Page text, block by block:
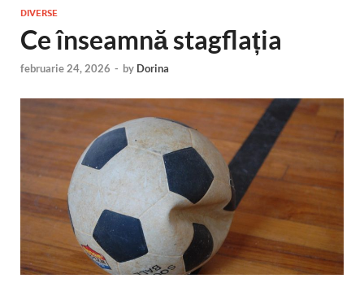
DIVERSE
Ce înseamnă stagflația
februarie 24, 2026 - by Dorina